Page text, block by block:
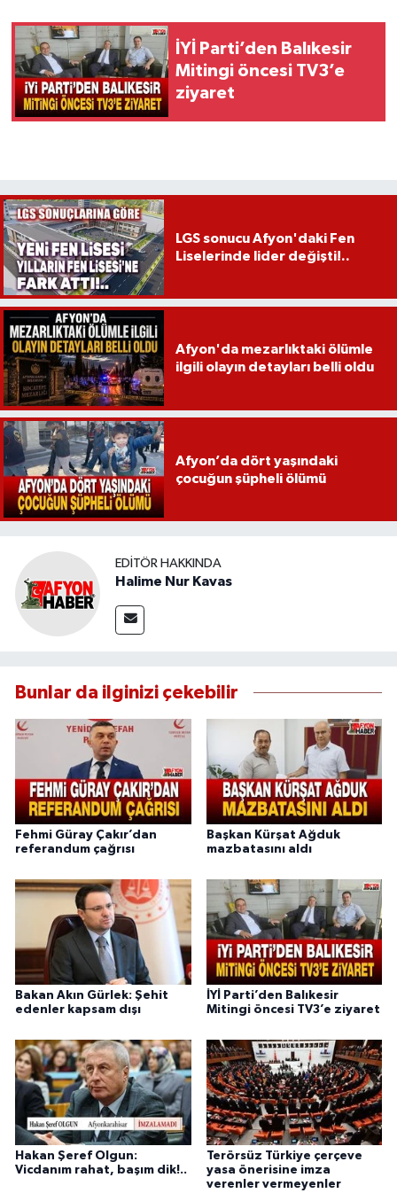
İYİ Parti’den Balıkesir
Mitingi öncesi TV3’e
ziyaret
LGS sonucu Afyon'daki Fen
Liselerinde lider değişti!..
Afyon'da mezarlıktaki ölümle
ilgili olayın detayları belli oldu
Afyon’da dört yaşındaki
çocuğun şüpheli ölümü
EDITÖR HAKKINDA
Halime Nur Kavas
Bunlar da ilginizi çekebilir
Fehmi Güray Çakır’dan
referandum çağrısı
Başkan Kürşat Ağduk
mazbatasını aldı
Bakan Akın Gürlek: Şehit
edenler kapsam dışı
İYİ Parti’den Balıkesir
Mitingi öncesi TV3’e ziyaret
Hakan Şeref Olgun:
Vicdanım rahat, başım dik!..
Terörsüz Türkiye çerçeve
yasa önerisine imza
verenler vermeyenler